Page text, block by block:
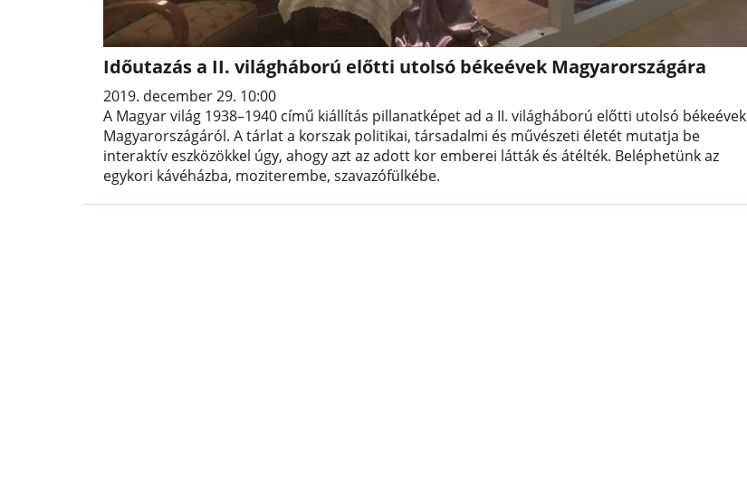
Időutazás a II. világháború előtti utolsó békeévek Magyarországára
2019. december 29. 10:00
A Magyar világ 1938–1940 című kiállítás pillanatképet ad a II. világháború előtti utolsó békeévek
Magyarországáról. A tárlat a korszak politikai, társadalmi és művészeti életét mutatja be
interaktív eszközökkel úgy, ahogy azt az adott kor emberei látták és átélték. Beléphetünk az
egykori kávéházba, moziterembe, szavazófülkébe.